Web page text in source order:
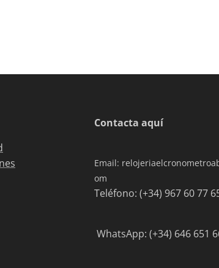
Contacta aquí
Email:
om
Teléfono: (+34) 967 60
WhatsApp: (+34) 646 651